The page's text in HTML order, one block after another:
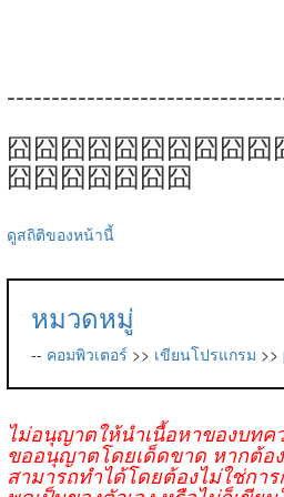
囧囧囧囧囧囧囧囧囧
囧囧囧囧囧囧囧
ดูสถิติของหน้านี้
หมวดหมู่
-- คอมพิวเตอร์ >> เขียนโปรแกรม >>
ไม่อนุญาตให้นำเนื้อหาของบทค
ขออนุญาตโดยเด็ดขาด หากต้อ
สามารถทำได้โดยต้องไม่ใช่กา